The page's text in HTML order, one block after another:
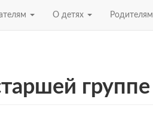
О детях Родителям
группе